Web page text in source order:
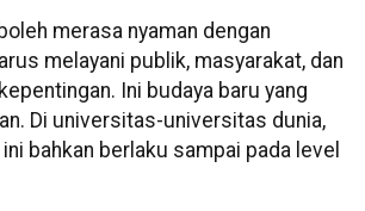
merasa nyaman dengan
melayani publik, masyarakat, dan
Ini budaya baru yang
Di universitas-universitas dunia,
bahkan berlaku sampai pada level